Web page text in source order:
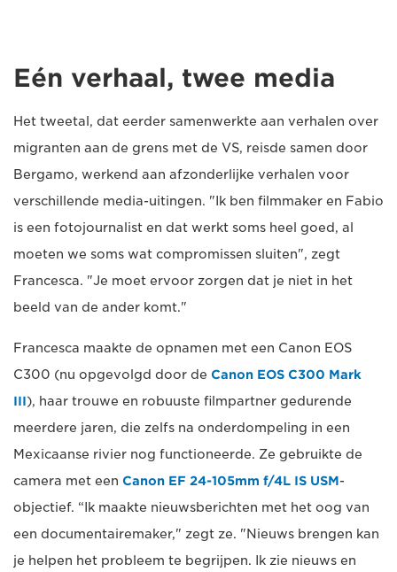
Eén verhaal, twee media
Het tweetal, dat eerder samenwerkte aan verhalen over
migranten aan de grens met de VS, reisde samen door
Bergamo, werkend aan afzonderlijke verhalen voor
verschillende media-uitingen. "Ik ben filmmaker en Fabio
is een fotojournalist en dat werkt soms heel goed, al
moeten we soms wat compromissen sluiten", zegt
Francesca. "Je moet ervoor zorgen dat je niet in het
beeld van de ander komt."
Francesca maakte de opnamen met een Canon EOS
C300 (nu opgevolgd door de Canon EOS C300 Mark
III), haar trouwe en robuuste filmpartner gedurende
meerdere jaren, die zelfs na onderdompeling in een
Mexicaanse rivier nog functioneerde. Ze gebruikte de
camera met een Canon EF 24-105mm f/4L IS USM-
objectief. “Ik maakte nieuwsberichten met het oog van
een documentairemaker," zegt ze. "Nieuws brengen kan
je helpen het probleem te begrijpen. Ik zie nieuws en